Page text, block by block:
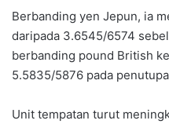
Berbanding yen Jepun, ia
daripada 3.6545/6574
berbanding pound British
5.5835/5876 pada
Unit tempatan turut